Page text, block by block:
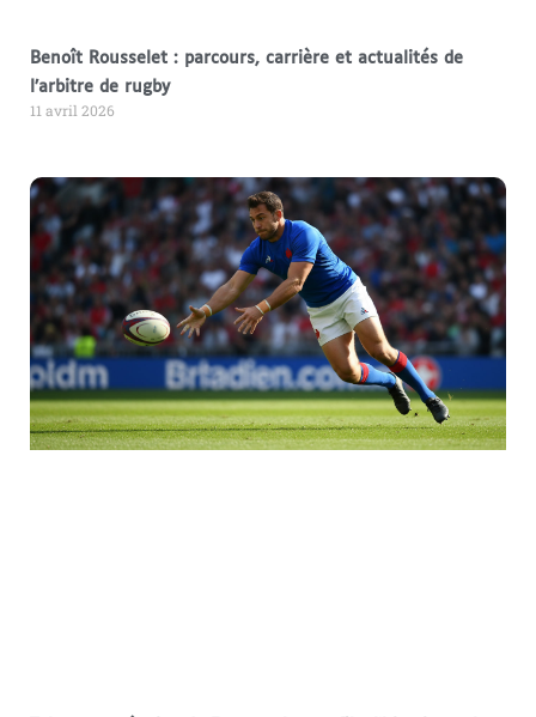
Benoît Rousselet : parcours, carrière et actualités de
l’arbitre de rugby
11 avril 2026